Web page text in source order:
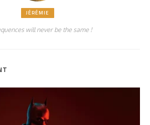
JÉRÉMIE
will never be the same !